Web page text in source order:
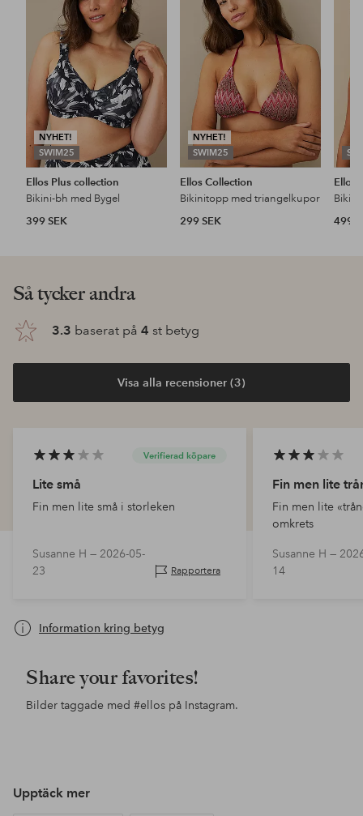
NYHET!
SWIM25
i
favoriter
Ellos Plus collection
Bikini-bh med Bygel
399 SEK
NYHET!
SWIM25
favoriter
Ellos Collection
Bikinitopp med triangelkupor
299 SEK
Ellos
499
Så tycker andra
3.3 baserat på 4 st betyg
Visa alla recensioner (3)
Verifierad köpare
Lite små
Fin men lite små i storleken
Susanne H — 2026-05-
23
Rapportera
Fin men lite
Fin men lite
omkrets
Susanne H —
14
Information kring betyg
Share your favorites!
Bilder taggade med #ellos på Instagram.
Upptäck mer